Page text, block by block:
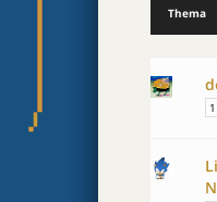
Thema
1